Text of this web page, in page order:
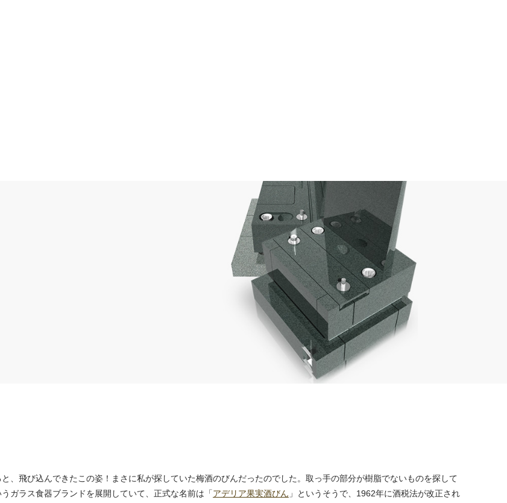
、飛び込んできたこの姿！まさに私が探していた梅酒のびんだったのでした。取っ手の部分が樹脂でないものを探して
ガラス食器ブランドを展開していて、正式な名前は「アデリア果実酒びん 」というそうで、1962年に酒税法が改正され